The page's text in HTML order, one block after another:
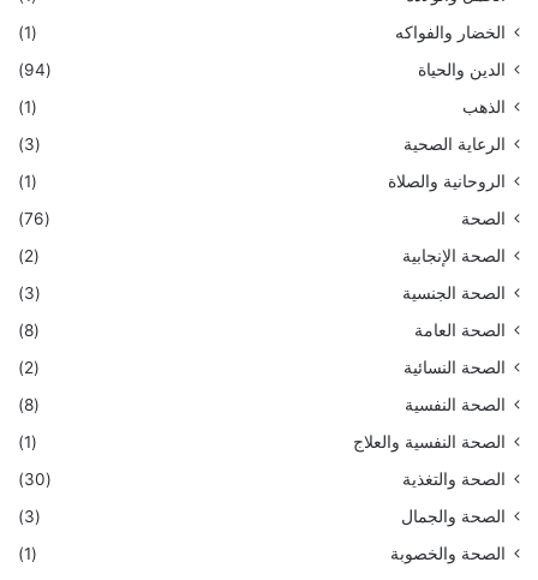
الخضار والفواكه
(1)
الدين والحياة
(94)
الذهب
(1)
الرعاية الصحية
(3)
الروحانية والصلاة
(1)
الصحة
(76)
الصحة الإنجابية
(2)
الصحة الجنسية
(3)
الصحة العامة
(8)
الصحة النسائية
(2)
الصحة النفسية
(8)
الصحة النفسية والعلاج
(1)
الصحة والتغذية
(30)
الصحة والجمال
(3)
الصحة والخصوبة
(1)